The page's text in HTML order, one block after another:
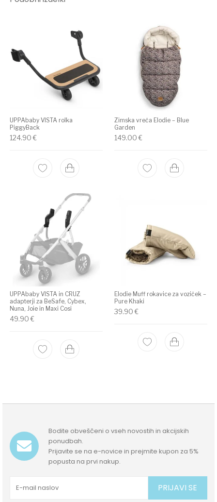
UPPAbaby VISTA rolka
PiggyBack
124.90€
Zimska vreča Elodie – Blue
Garden
149.00€
UPPAbaby VISTA in CRUZ
adapterji za BeSafe, Cybex,
Nuna, Joie in Maxi Cosi
49.90€
Elodie Muff rokavice za voziček –
Pure Khaki
39.90€
Bodite obveščeni o vseh novostih in akcijskih
ponudbah.
Prijavite se na e-novice in prejmite kupon za 5%
popusta na prvi nakup.
PRIJAVI SE